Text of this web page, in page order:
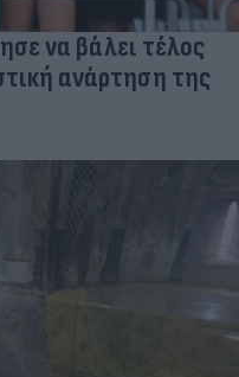
να βάλει τέλος
ανάρτηση της